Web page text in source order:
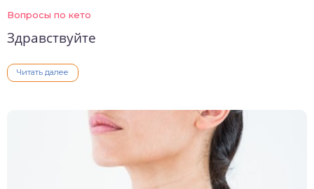
Вопросы по кето
Здравствуйте
Читать далее